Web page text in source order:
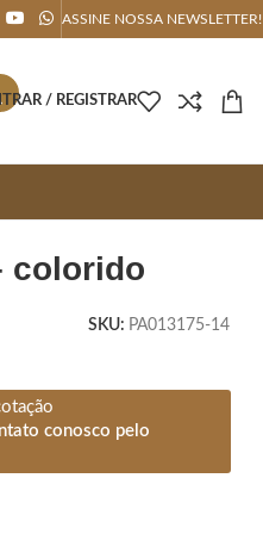
ASSINE NOSSA NEWSLETTER!
/ REGISTRAR
colorido
SKU: PA013175-14
conosco pelo